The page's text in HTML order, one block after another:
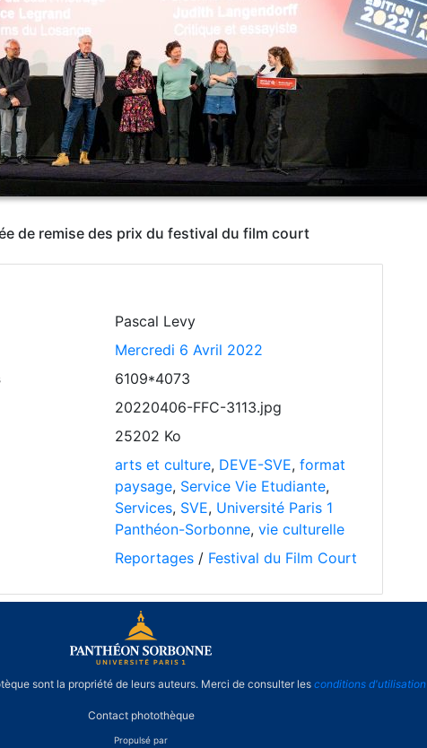
de remise des prix du festival du film court
Pascal Levy
Mercredi 6 Avril 2022
6109*4073
20220406-FFC-3113.jpg
25202 Ko
arts et culture, DEVE-SVE, format
paysage, Service Vie Etudiante,
Services, SVE, Université Paris 1
Panthéon-Sorbonne, vie culturelle
Reportages / Festival du Film Court
Propulsé par
sont la propriété de leurs auteurs. Merci de consulter les conditions d'utilisation
Contact photothèque